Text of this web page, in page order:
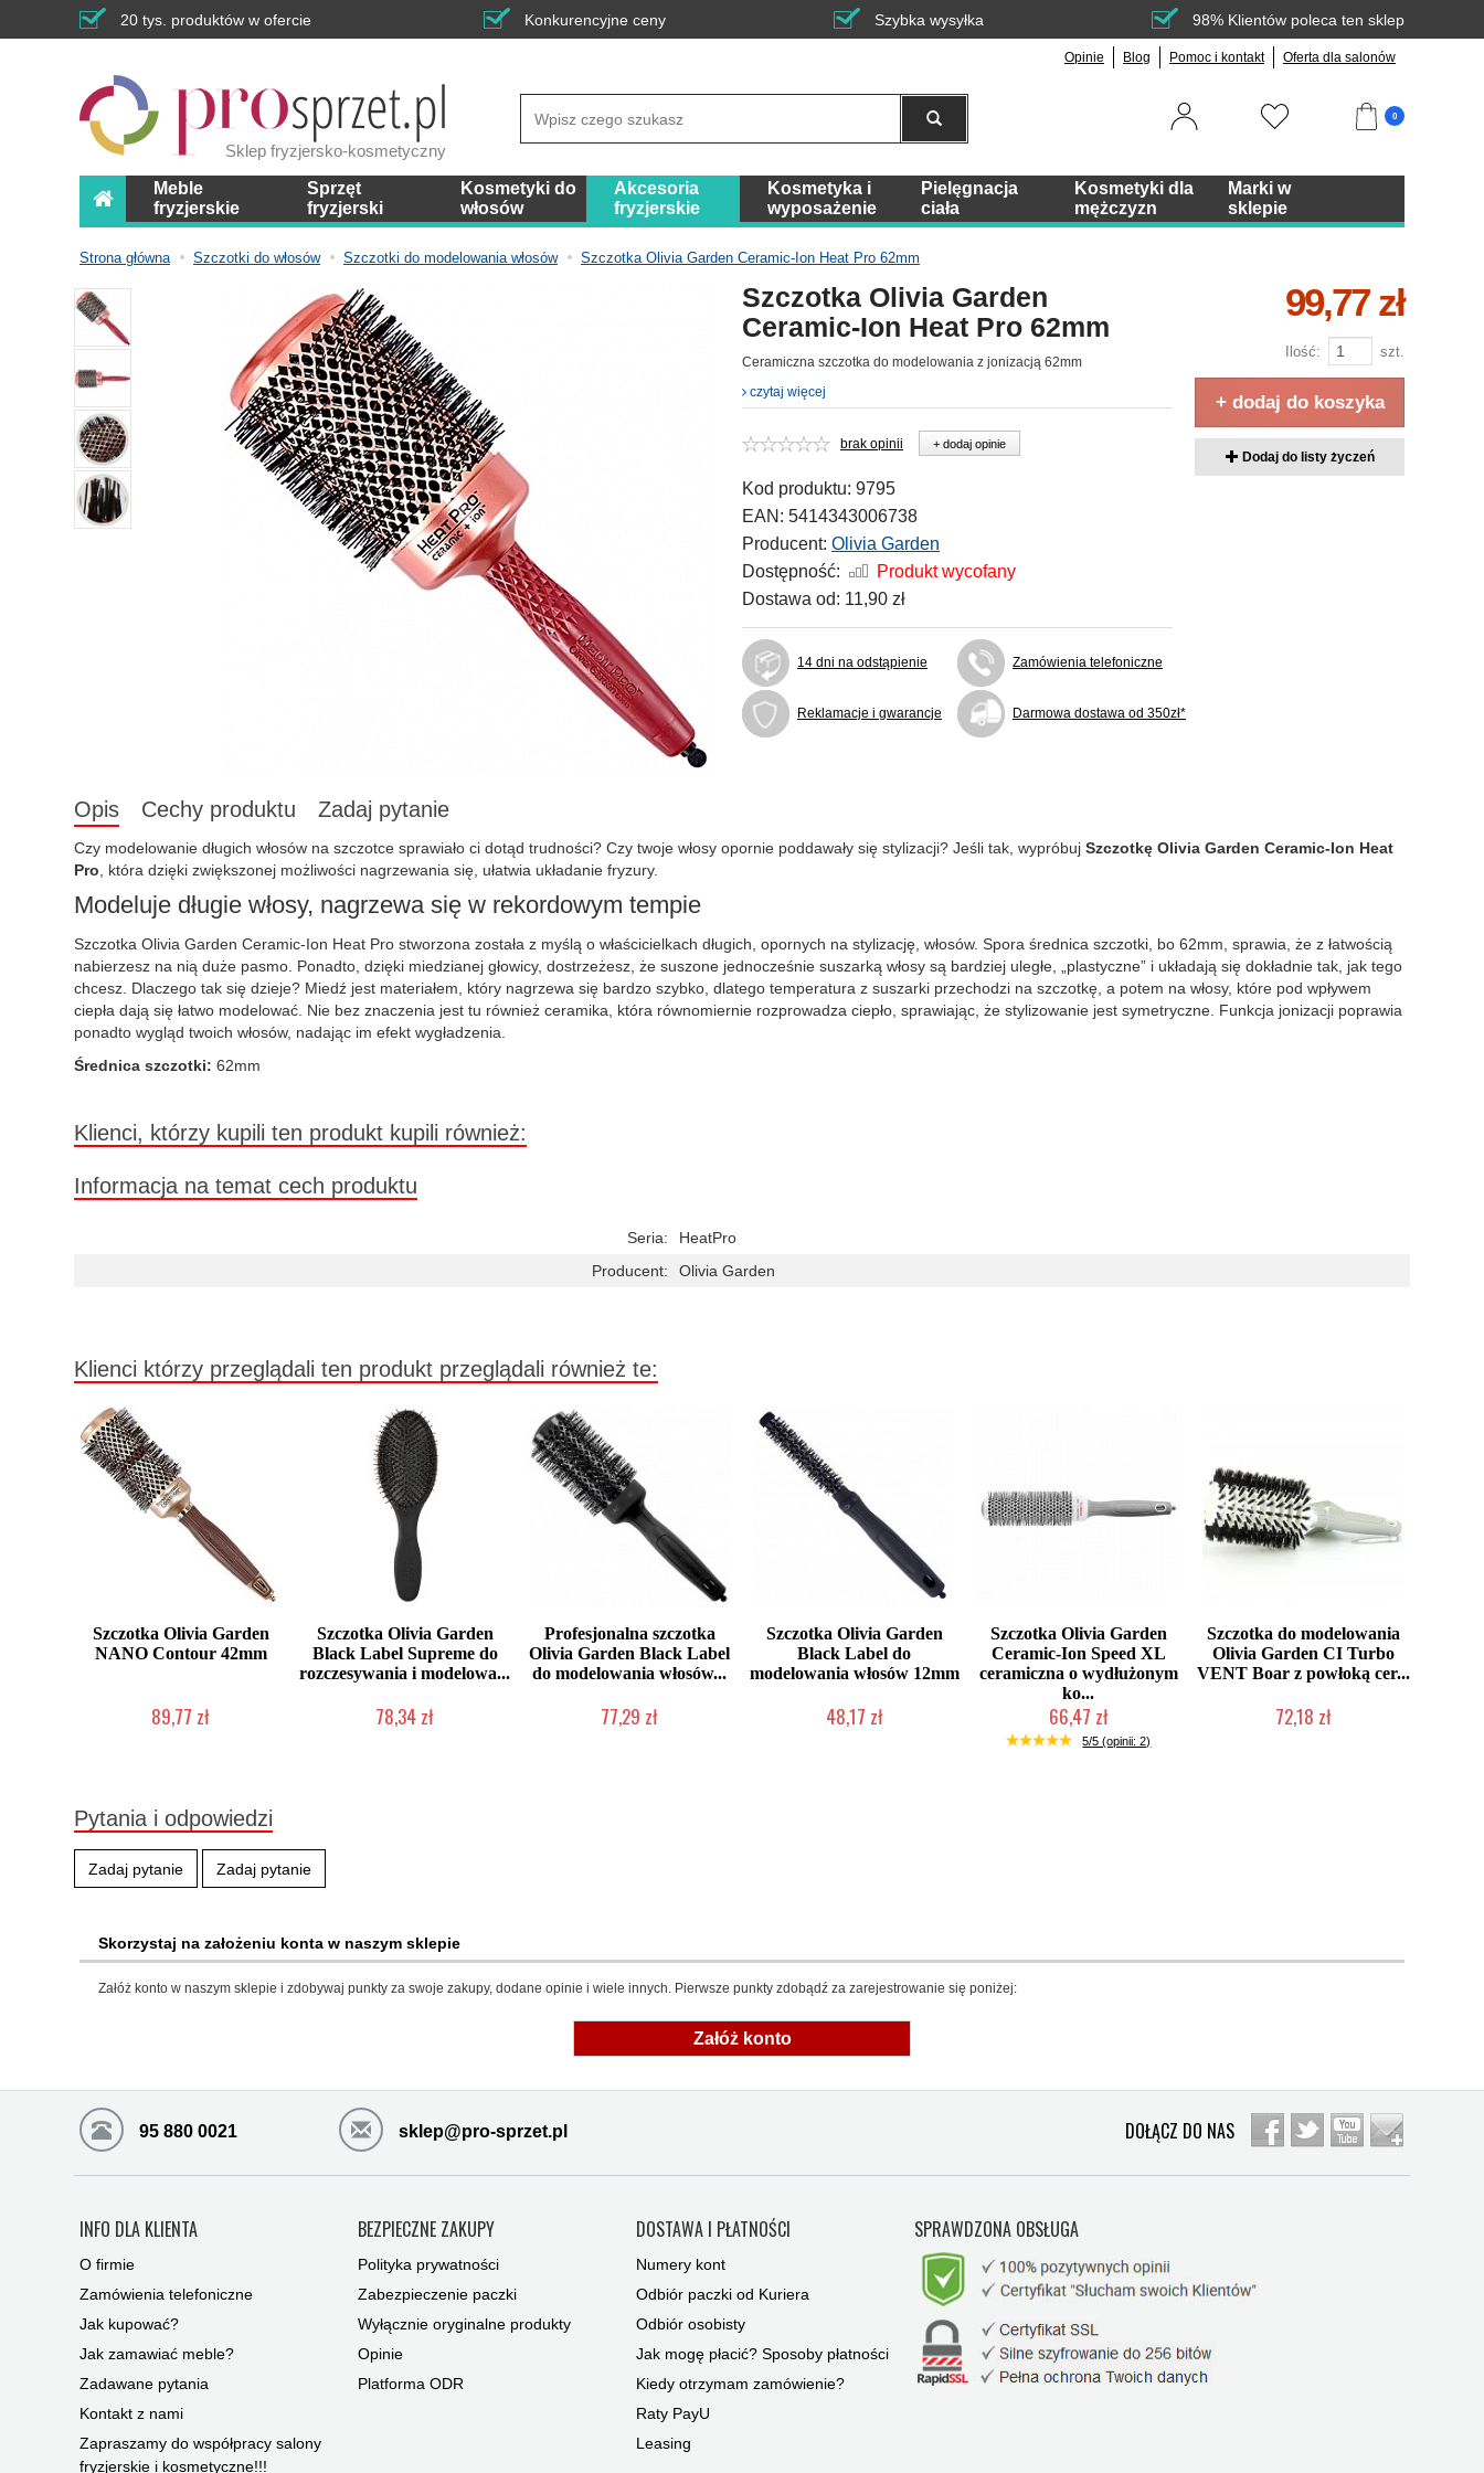
20 tys. produktów w ofercie Konkurencyjne ceny Szybka wysyłka 98% Klientów poleca ten sklep
Opinie Blog Pomoc i kontakt Oferta dla salonów
Sklep fryzjersko-kosmetyczny
0
Meble
fryzjerskie
Sprzęt
fryzjerski
Kosmetyki do
włosów
Akcesoria
fryzjerskie
Kosmetyka i
wyposażenie
Pielęgnacja
ciała
Kosmetyki dla
mężczyzn
Marki w
sklepie
Strona główna Szczotki do włosów Szczotki do modelowania włosów Szczotka Olivia Garden Ceramic-Ion Heat Pro 62mm
Szczotka Olivia Garden
Ceramic-Ion Heat Pro 62mm
Ceramiczna szczotka do modelowania z jonizacją 62mm
czytaj więcej
brak opinii + dodaj opinie
Kod produktu: 9795
EAN: 5414343006738
Producent: Olivia Garden
Dostępność:
Produkt wycofany
Dostawa od: 11,90 zł
14 dni na odstąpienie Zamówienia telefoniczne
Reklamacje i gwarancje Darmowa dostawa od 350zł*
99,77 zł
Ilość: szt.
+ dodaj do koszyka
Dodaj do listy życzeń
Opis Cechy produktu Zadaj pytanie
Czy modelowanie długich włosów na szczotce sprawiało ci dotąd trudności? Czy twoje włosy opornie poddawały się stylizacji? Jeśli tak, wypróbuj Szczotkę Olivia Garden Ceramic-Ion Heat
Pro , która dzięki zwiększonej możliwości nagrzewania się, ułatwia układanie fryzury.
Modeluje długie włosy, nagrzewa się w rekordowym tempie
Szczotka Olivia Garden Ceramic-Ion Heat Pro stworzona została z myślą o właścicielkach długich, opornych na stylizację, włosów. Spora średnica szczotki, bo 62mm, sprawia, że z łatwością
nabierzesz na nią duże pasmo. Ponadto, dzięki miedzianej głowicy, dostrzeżesz, że suszone jednocześnie suszarką włosy są bardziej uległe, „plastyczne” i układają się dokładnie tak, jak tego
chcesz. Dlaczego tak się dzieje? Miedź jest materiałem, który nagrzewa się bardzo szybko, dlatego temperatura z suszarki przechodzi na szczotkę, a potem na włosy, które pod wpływem
ciepła dają się łatwo modelować. Nie bez znaczenia jest tu również ceramika, która równomiernie rozprowadza ciepło, sprawiając, że stylizowanie jest symetryczne. Funkcja jonizacji poprawia
ponadto wygląd twoich włosów, nadając im efekt wygładzenia.
Średnica szczotki: 62mm
Klienci, którzy kupili ten produkt kupili również:
Informacja na temat cech produktu
Seria:
HeatPro
Producent:
Olivia Garden
Klienci którzy przeglądali ten produkt przeglądali również te:
Szczotka Olivia Garden
NANO Contour 42mm
89,77 zł
Szczotka Olivia Garden
Black Label Supreme do
rozczesywania i modelowa...
78,34 zł
Profesjonalna szczotka
Olivia Garden Black Label
do modelowania włosów...
77,29 zł
Szczotka Olivia Garden
Black Label do
modelowania włosów 12mm
48,17 zł
Szczotka Olivia Garden
Ceramic-Ion Speed XL
ceramiczna o wydłużonym
ko...
66,47 zł
Produkt wycofany
5/5 (opinii: 2)
Szczotka do modelowania
Olivia Garden CI Turbo
VENT Boar z powłoką cer...
72,18 zł
Pytania i odpowiedzi
Zadaj pytanie Zadaj pytanie
Skorzystaj na założeniu konta w naszym sklepie
Załóż konto w naszym sklepie i zdobywaj punkty za swoje zakupy, dodane opinie i wiele innych. Pierwsze punkty zdobądź za zarejestrowanie się poniżej:
Załóż konto
95 880 0021 sklep@pro-sprzet.pl DOŁĄCZ DO NAS
INFO DLA KLIENTA
O firmie
Zamówienia telefoniczne
Jak kupować?
Jak zamawiać meble?
Zadawane pytania
Kontakt z nami
Zapraszamy do współpracy salony
fryzjerskie i kosmetyczne!!!
BEZPIECZNE ZAKUPY
Polityka prywatności
Zabezpieczenie paczki
Wyłącznie oryginalne produkty
Opinie
Platforma ODR
DOSTAWA I PŁATNOŚCI
Numery kont
Odbiór paczki od Kuriera
Odbiór osobisty
Jak mogę płacić? Sposoby płatności
Kiedy otrzymam zamówienie?
Raty PayU
Leasing
SPRAWDZONA OBSŁUGA